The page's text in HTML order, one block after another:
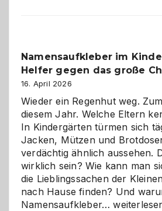
Namensaufkleber im
Helfer gegen das große
16. April 2026
Wieder ein Regenhut weg.
diesem Jahr. Welche Eltern
In Kindergärten türmen sich
Jacken, Mützen und
verdächtig ähnlich aussehen.
wirklich sein? Wie kann man
die Lieblingssachen der
nach Hause finden? Und
Namensaufkleber…